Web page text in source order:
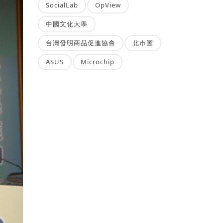
SocialLab OpView
中國文化大學
台灣發明商品促進協會 北市圖
ASUS Microchip